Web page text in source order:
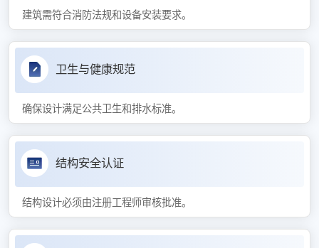
建筑需符合消防法规和设备安装要求。
卫生与健康规范
确保设计满足公共卫生和排水标准。
结构安全认证
结构设计必须由注册工程师审核批准。